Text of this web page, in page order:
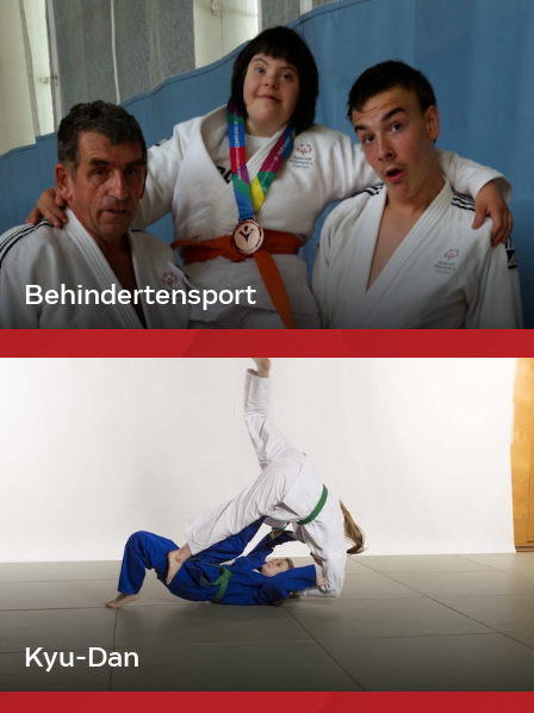
Behindertensport
Kyu-Dan